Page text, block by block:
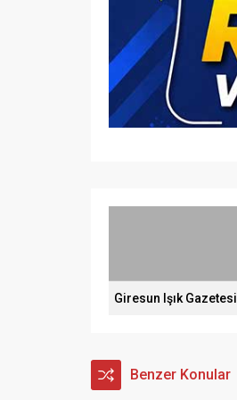
Giresun Işık Gazetesi
Benzer Konular